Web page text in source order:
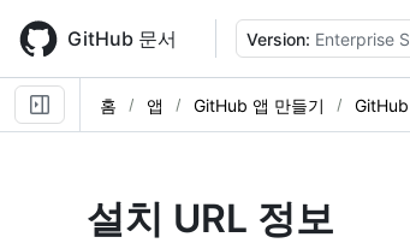
main
content
GitHub 문서 Version: Enterprise
홈 앱 GitHub 앱 만들기
설치 URL 정보